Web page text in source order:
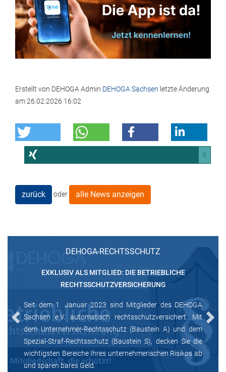
Erstellt von DEHOGA Admin DEHOGA Sachsen letzte Änderung
am26.02.2026 16:02
0
zurück oder alle News anzeigen
DEHOGA-RECHTSSCHUTZ
EXKLUSIV ALS MITGLIED: DIE BETRIEBLICHE
RECHTSSCHUTZVERSICHERUNG
Seit dem 1. Januar 2023 sind Mitglieder des DEHOGA
Sachsen e.V. automatisch rechtsschutzversichert. Mit
dem Unternehmer-Rechtsschutz (Baustein A) und dem
Spezial-Straf-Rechtsschutz (Baustein S), decken Sie die
wichtigsten Bereiche Ihres unternehmerischen Risikos ab
und sparen bares Geld.
Previous Next